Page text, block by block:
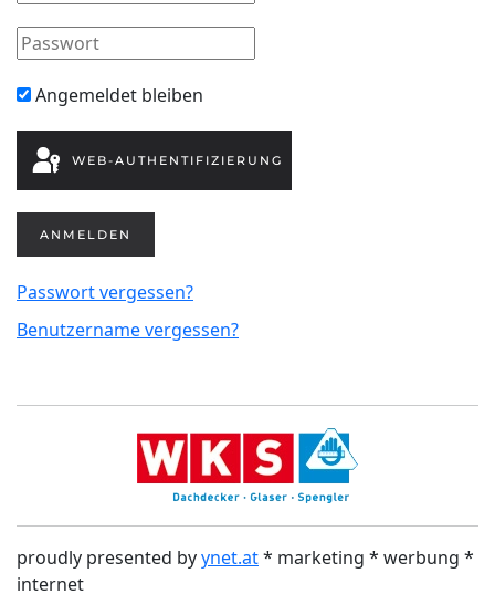
Angemeldet bleiben
WEB-AUTHENTIFIZIERUNG
ANMELDEN
Passwort vergessen?
Benutzername vergessen?
proudly presented byynet.at* marketing * werbung *
internet